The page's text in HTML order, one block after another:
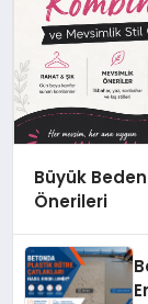
Büyük
Önerileri